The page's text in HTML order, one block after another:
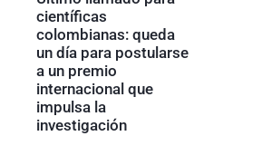
científicas
colombianas: queda
un día para postularse
a un premio
internacional que
impulsa la
investigación